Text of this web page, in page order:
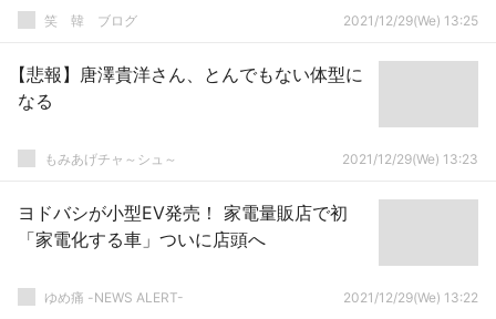
笑 韓 ブログ 2021/12/29(We) 13:25
【悲報】唐澤貴洋さん、とんでもない体型に
なる
もみあげチャ～シュ～ 2021/12/29(We) 13:23
ヨドバシが小型EV発売！ 家電量販店で初
「家電化する車」ついに店頭へ
ゆめ痛 -NEWS ALERT- 2021/12/29(We) 13:22